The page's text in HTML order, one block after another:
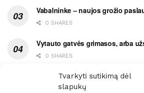
Tvarkyti sutikimą dėl
slapukų
Vabalninke – naujos grožio
0 SHARES
Vytauto gatvės grimasos, arba
0 SHARES
Pietų metas pažymėtas avarija
0 SHARES